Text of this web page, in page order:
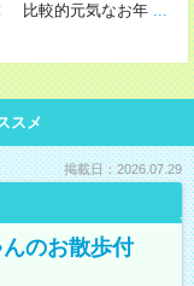
比較的元気なお年 ...
スメ
掲載日：2026.07.29
んのお散歩付